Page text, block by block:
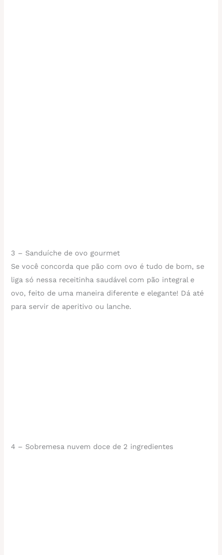
3 – Sanduíche de ovo gourmet
Se você concorda que pão com ovo é tudo de bom, se
liga só nessa receitinha saudável com pão integral e
ovo, feito de uma maneira diferente e elegante! Dá até
para servir de aperitivo ou lanche.
4 – Sobremesa nuvem doce de 2 ingredientes